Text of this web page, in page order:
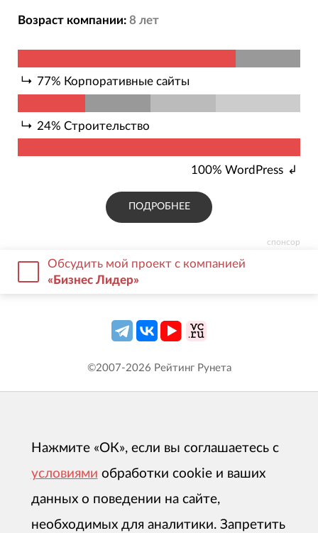
спонсор
Возраст компании: 8 лет
77% Корпоративные сайты
24% Строительство
100%WordPress
ПОДРОБНЕЕ
Обсудить мой проект с компанией
«Бизнес Лидер»
©2007-2026 Рейтинг Рунета
Нажмите «ОК», если вы соглашаетесь с
условиями обработки cookie и ваших
данных о поведении на сайте,
необходимых для аналитики. Запретить